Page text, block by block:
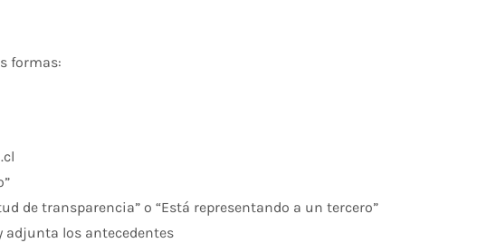
formas:
de transparencia” o “Está representando a un tercero”
adjunta los antecedentes